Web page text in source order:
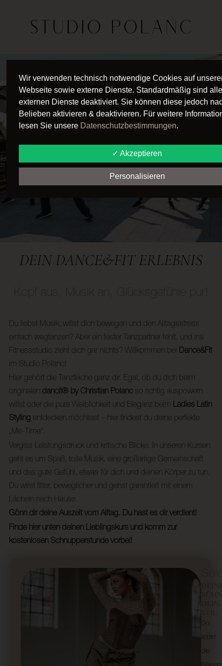
DEIN DANCE&FIT ERLEBNIS
Kopf aus, Musik an, Glücksgefühle pur!
Du liebst Musik, willst dich bewegen und den Alltagsstress
einfach wegtanzen? Aber ein fester Tanzpartner fehlt, und ins
Fitnessstudio zieht dich gar nichts? Willkommen bei Dance&Fit
im Studio Polanc!
Hier gehört die Tanzfläche ganz dir. Egal, ob du dich beim
originalen dancit® by Christian Polanc so richtig auspowern
willst oder die pure Weiblichkeit und Eleganz beim Ladies Latin
Styling entdecken möchtest – hier findest du deine perfekte
„Me-Time“.
Vergiss Leistungsdruck und kritische Blicke. In unseren Kursen
geht es um Spaß, tolle Musik, eine großartige Gemeinschaft
und das gute Gefühl, etwas für dich und deinen Körper zu tun.
Du wirst fitter, beweglicher und gehst garantiert mit einem
Lächeln nach Hause.
Gönn dir deine Auszeit vom Alltag. Du hast es dir verdient!
Finde hier unten deinen Lieblingskurs und komm zur
kostenlosen Schnupperstunde vorbei!
Du
liebst
die
Wir verwenden technisch notwendige Cookies auf
Webseite sowie externe Dienste. Standardmäßig sind alle
externen Dienste deaktiviert. Sie können diese jedoch
Belieben aktivieren & deaktivieren. Für weitere
lesen Sie unsere Datenschutzbestimmungen.
✓ Akzeptieren
Personalisieren